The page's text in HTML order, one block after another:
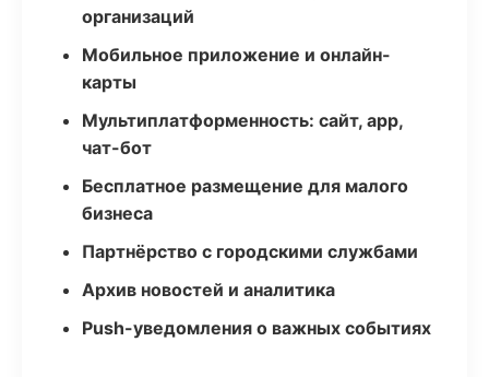
организаций
Мобильное приложение и онлайн-
карты
Мультиплатформенность: сайт, app,
чат-бот
Бесплатное размещение для малого
бизнеса
Партнёрство с городскими службами
Архив новостей и аналитика
Push-уведомления о важных событиях